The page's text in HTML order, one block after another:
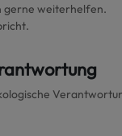
gerne weiterhelfen.